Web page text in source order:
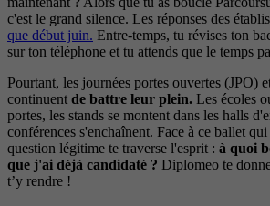
c'est le grand silence. Les réponses des
que début juin. Entre-temps, tu révises ton
sur ton téléphone et tu attends que le temps
Pourtant, les journées portes ouvertes (JPO)
continuent de battre leur plein. Les écoles
portes, les stands se montent dans les halls
conférences s'enchaînent. Face à ce ballet
question légitime te traverse l'esprit : à quoi
que j'ai déjà candidaté ? Diplomeo te
t’y rendre !